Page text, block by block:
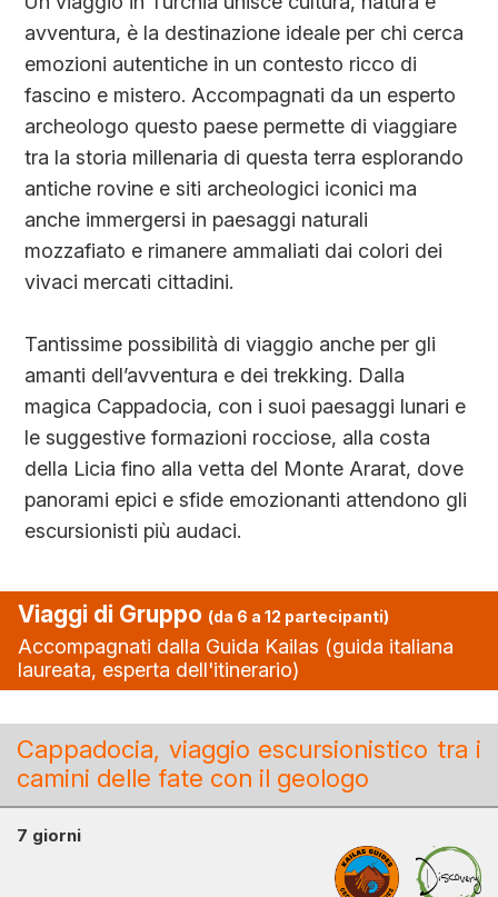
avventura, è la destinazione ideale per chi cerca
emozioni autentiche in un contesto ricco di
fascino e mistero. Accompagnati da un esperto
archeologo questo paese permette di viaggiare
tra la storia millenaria di questa terra esplorando
antiche rovine e siti archeologici iconici ma
anche immergersi in paesaggi naturali
mozzafiato e rimanere ammaliati dai colori dei
vivaci mercati cittadini.
Tantissime possibilità di viaggio anche per gli
amanti dell’avventura e dei trekking. Dalla
magica Cappadocia, con i suoi paesaggi lunari e
le suggestive formazioni rocciose, alla costa
della Licia fino alla vetta del Monte Ararat, dove
panorami epici e sfide emozionanti attendono gli
escursionisti più audaci.
Viaggi di Gruppo (da 6 a 12 partecipanti)
Accompagnati dalla Guida Kailas (guida italiana
laureata, esperta dell'itinerario)
Cappadocia, viaggio escursionistico tra i
camini delle fate con il geologo
7 giorni